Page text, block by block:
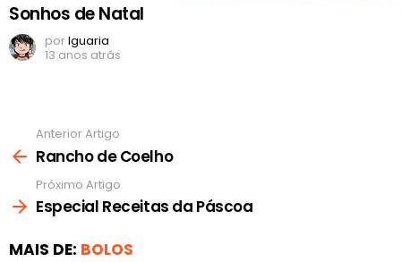
Sonhos de Natal
porIguaria
13 anos atrás
mais
Anterior Artigo
Rancho de Coelho
Próximo Artigo
Especial Receitas da Páscoa
MAIS DE: BOLOS